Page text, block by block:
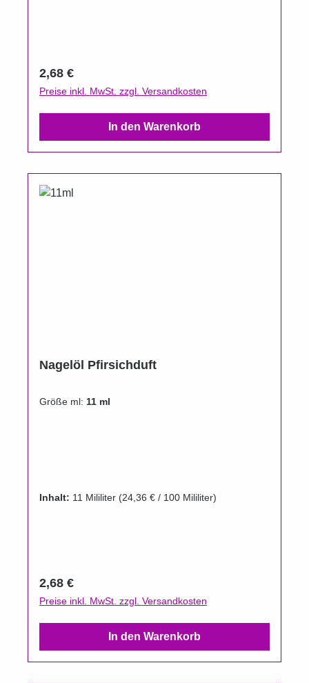
Regulärer Preis:
2,68 €
Preise inkl. MwSt. zzgl. Versandkosten
In den Warenkorb
Nagelöl Pfirsichduft
Größe ml: 11 ml
Inhalt: 11 Mililiter (24,36 € / 100 Mililiter)
Regulärer Preis:
2,68 €
Preise inkl. MwSt. zzgl. Versandkosten
In den Warenkorb